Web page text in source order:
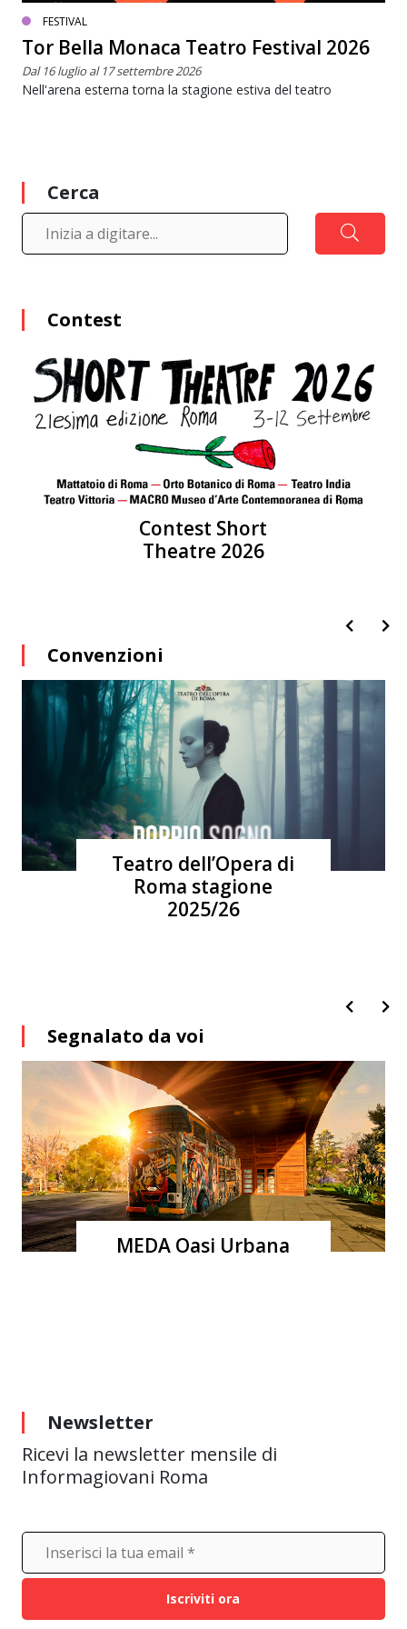
FESTIVAL
Tor Bella Monaca Teatro Festival 2026
Dal 16 luglio al 17 settembre 2026
Nell'arena esterna torna la stagione estiva del teatro
Cerca
Contest
Contest Short
Theatre 2026
Convenzioni
Convenzioni
Informagiovani
Roma 2026
Segnalato da voi
Segnala la tua iniziativa
Premio Giorgio
Newsletter
Ricevi la newsletter mensile di
Informagiovani Roma
Iscriviti ora